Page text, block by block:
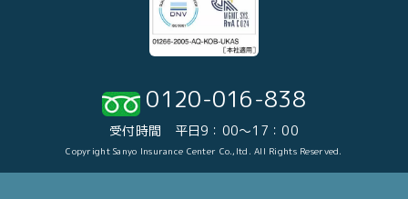
0120-016-838
受付時間 平日9：00～17：00
Copyright Sanyo Insurance Center Co.,ltd. All Rights Reserved.